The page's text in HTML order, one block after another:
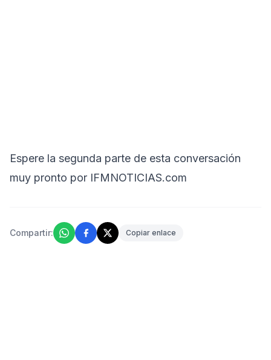
Espere la segunda parte de esta conversación
muy pronto por IFMNOTICIAS.com
Compartir: Copiar enlace